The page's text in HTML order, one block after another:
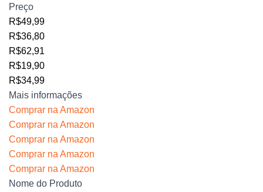
Preço
R$49,99
R$36,80
R$62,91
R$19,90
R$34,99
Mais informações
Comprar na Amazon
Comprar na Amazon
Comprar na Amazon
Comprar na Amazon
Comprar na Amazon
Nome do Produto